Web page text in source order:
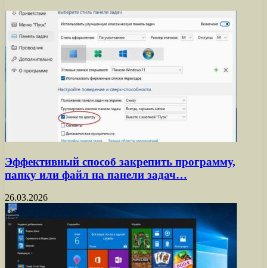
Эффективный способ закрепить программу,
папку или файл на панели задач…
26.03.2026